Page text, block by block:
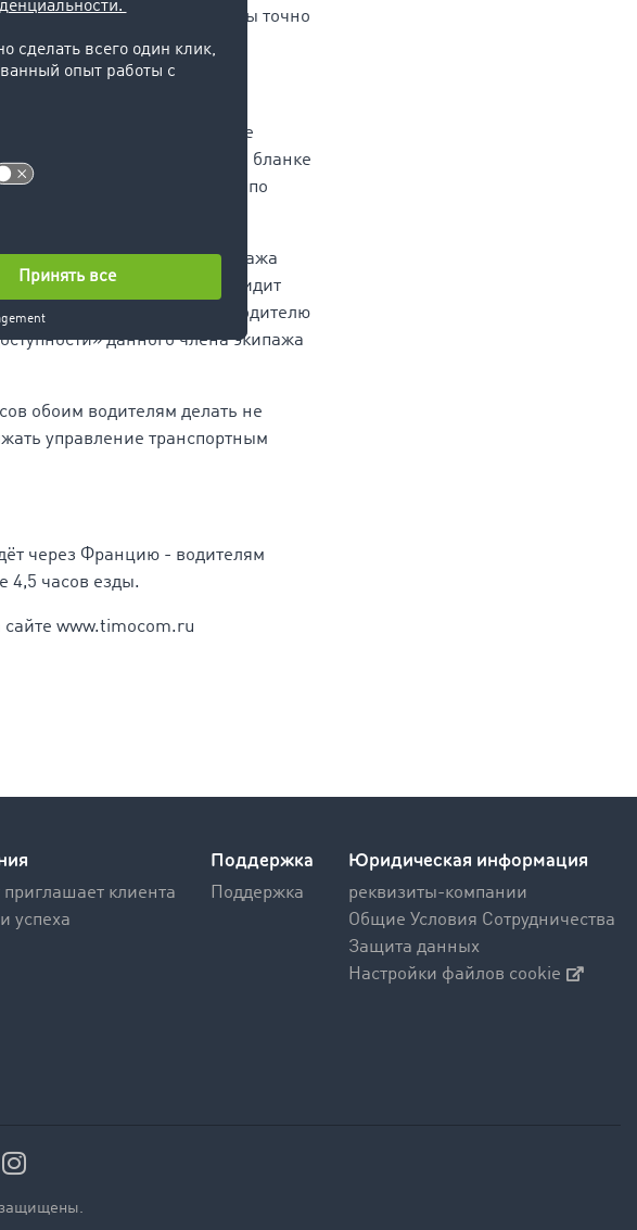
по данному вопросу, чтобы точно
ЕС.
положения 165/2014. Данное
если во время него на бланке
Однако руководства по
следующее:
и если второй член экипажа
подобной необходимости, сидит
в оказании помощи водителю
данного члена экипажа
обоим водителям делать не
управление транспортным
через Францию - водителям
4,5 часов езды.
www.timocom.ru
приглашает клиента
успеха
Поддержка
Поддержка
Юридическая информация
реквизиты-компании
Общие Условия Сотрудничества
Защита данных
Настройки файлов cookie
защищены.